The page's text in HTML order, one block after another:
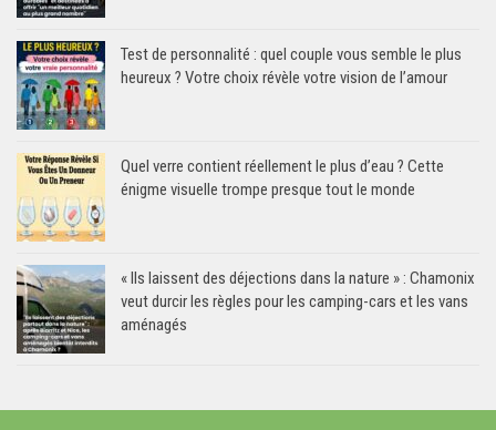
Test de personnalité : quel couple vous semble le plus
heureux ? Votre choix révèle votre vision de l’amour
Quel verre contient réellement le plus d’eau ? Cette
énigme visuelle trompe presque tout le monde
« Ils laissent des déjections dans la nature » : Chamonix
veut durcir les règles pour les camping-cars et les vans
aménagés